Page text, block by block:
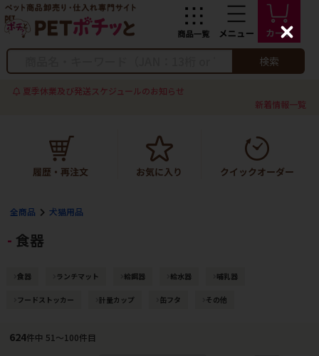
検索
夏季休業及び発送スケジュールのお知らせ
新着情報一覧
全商品 犬猫用品
食器
食器 ランチマット 給餌器 給水器 哺乳器
フードストッカー 計量カップ 缶フタ その他
624件中 51〜100件目
C
l
s